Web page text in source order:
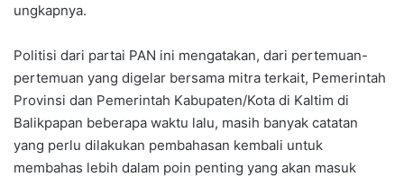
ungkapnya.
Politisi dari partai PAN ini mengatakan, dari pertemuan-
pertemuan yang digelar bersama mitra terkait, Pemerintah
Provinsi dan Pemerintah Kabupaten/Kota di Kaltim di
Balikpapan beberapa waktu lalu, masih banyak catatan
yang perlu dilakukan pembahasan kembali untuk
membahas lebih dalam poin penting yang akan masuk